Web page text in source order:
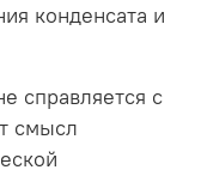
конденсата и
справляется с
смысл